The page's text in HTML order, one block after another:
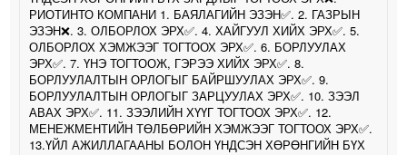
РИОТИНТО КОМПАНИ 1. БАЯЛАГИЙН ЭЗЭН✅️. 2. ГАЗРЫН
ЭЗЭН❌️. 3. ОЛБОРЛОХ ЭРХ✅️. 4. ХАЙГУУЛ ХИЙХ ЭРХ✅️. 5.
ОЛБОРЛОХ ХЭМЖЭЭГ ТОГТООХ ЭРХ✅️. 6. БОРЛУУЛАХ
ЭРХ✅️. 7. ҮНЭ ТОГТООЖ, ГЭРЭЭ ХИЙХ ЭРХ✅️. 8.
БОРЛУУЛАЛТЫН ОРЛОГЫГ БАЙРШУУЛАХ ЭРХ✅️. 9.
БОРЛУУЛАЛТЫН ОРЛОГЫГ ЗАРЦУУЛАХ ЭРХ✅️. 10. ЗЭЭЛ
АВАХ ЭРХ✅️. 11. ЗЭЭЛИЙН ХҮҮГ ТОГТООХ ЭРХ✅️. 12.
МЕНЕЖМЕНТИЙН ТӨЛБӨРИЙН ХЭМЖЭЭГ ТОГТООХ ЭРХ✅️.
13.ҮЙЛ АЖИЛЛАГААНЫ БОЛОН ҮНДСЭН ХӨРӨНГИЙН БҮХ